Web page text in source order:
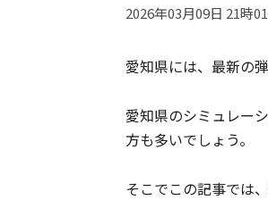
2026年03月09日 21時
愛知県には、最新の
愛知県のシミュレー
方も多いでしょう。
そこでこの記事では